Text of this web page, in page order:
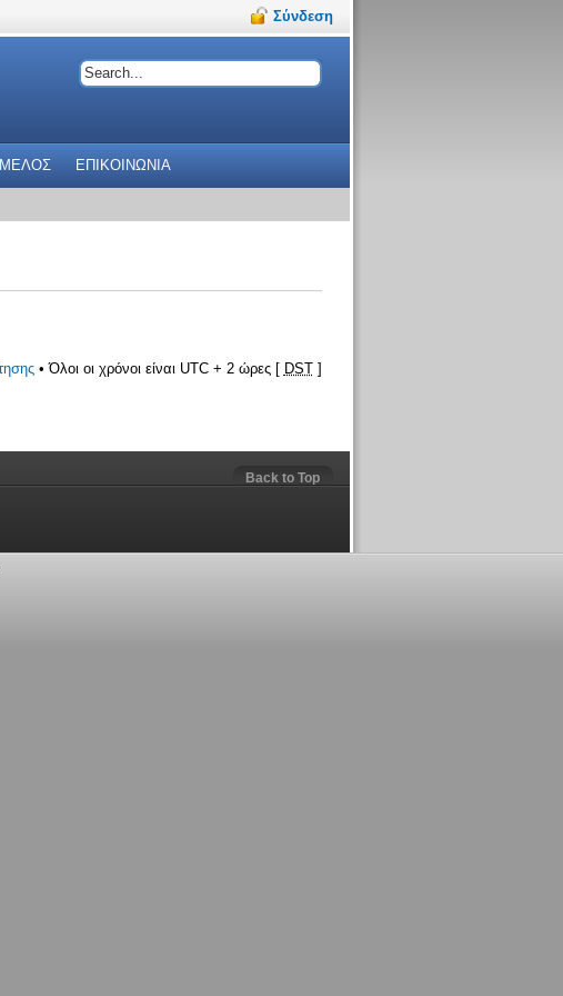
Σύνδεση
ΜΕΛΟΣ ΕΠΙΚΟΙΝΩΝΙΑ
• Όλοι οι χρόνοι είναι UTC + 2 ώρες [ DST]
Back to Top